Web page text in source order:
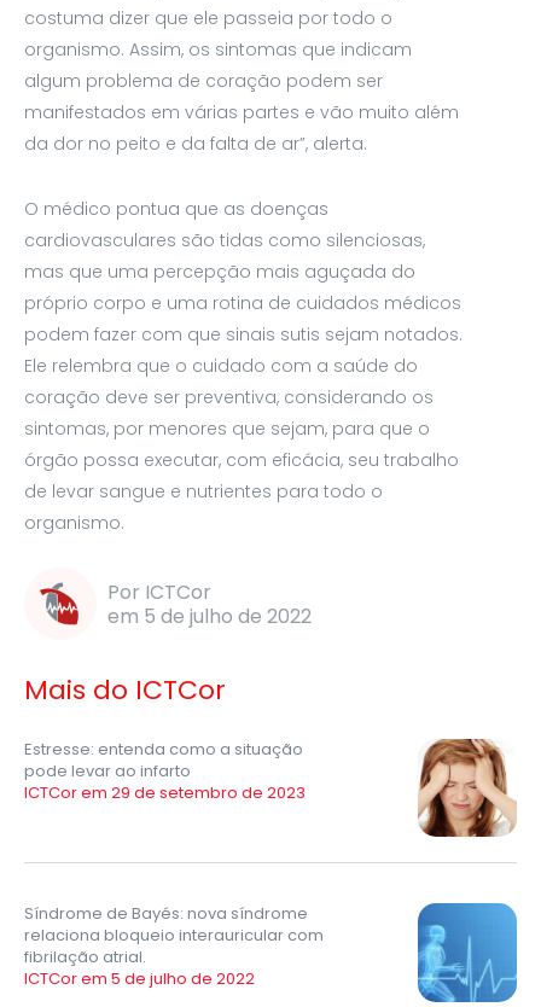
costuma dizer que ele passeia por todo o
organismo. Assim, os sintomas que indicam
algum problema de coração podem ser
manifestados em várias partes e vão muito além
da dor no peito e da falta de ar”, alerta.
O médico pontua que as doenças
cardiovasculares são tidas como silenciosas,
mas que uma percepção mais aguçada do
próprio corpo e uma rotina de cuidados médicos
podem fazer com que sinais sutis sejam notados.
Ele relembra que o cuidado com a saúde do
coração deve ser preventiva, considerando os
sintomas, por menores que sejam, para que o
órgão possa executar, com eficácia, seu trabalho
de levar sangue e nutrientes para todo o
organismo.
Por ICTCor
em 5 de julho de 2022
Mais do ICTCor
Estresse: entenda como a situação
pode levar ao infarto
ICTCor em 29 de setembro de 2023
Síndrome de Bayés: nova síndrome
relaciona bloqueio interauricular com
fibrilação atrial.
ICTCor em 5 de julho de 2022